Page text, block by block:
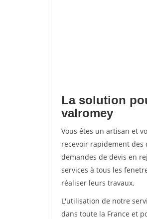
La solution
valromey
Vous êtes un artisan et
recevoir rapidement des
demandes de devis en
services à tous les
réaliser leurs travaux.
L'utilisation de notre
dans toute la France et